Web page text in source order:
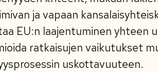
ja vapaan
EU:n laajentuminen yhteen
ratkaisujen vaikutukset
uskottavuuteen.